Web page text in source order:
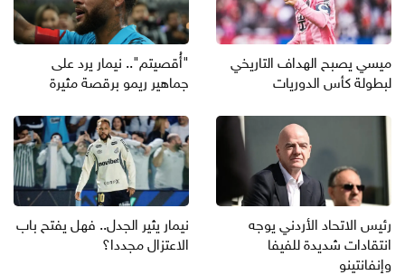
ميسي يصبح الهداف التاريخي
لبطولة كأس الدوريات
"أُقصيتم".. نيمار يرد على
جماهير ريمو برقصة مثيرة
رئيس الاتحاد الأردني يوجه
انتقادات شديدة للفيفا
وإنفانتينو
نيمار يثير الجدل.. فهل يفتح باب
الاعتزال مجددا؟